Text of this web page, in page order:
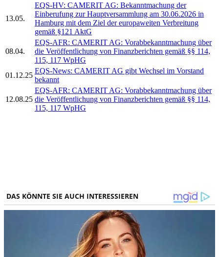
13.05.
EQS-HV: CAMERIT AG: Bekanntmachung der
Einberufung zur Hauptversammlung am 30.06.2026 in
Hamburg mit dem Ziel der europaweiten Verbreitung
gemäß §121 AktG
08.04.
EQS-AFR: CAMERIT AG: Vorabbekanntmachung über
die Veröffentlichung von Finanzberichten gemäß §§ 114,
115, 117 WpHG
01.12.25
EQS-News: CAMERIT AG gibt Wechsel im Vorstand
bekannt
12.08.25
EQS-AFR: CAMERIT AG: Vorabbekanntmachung über
die Veröffentlichung von Finanzberichten gemäß §§ 114,
115, 117 WpHG